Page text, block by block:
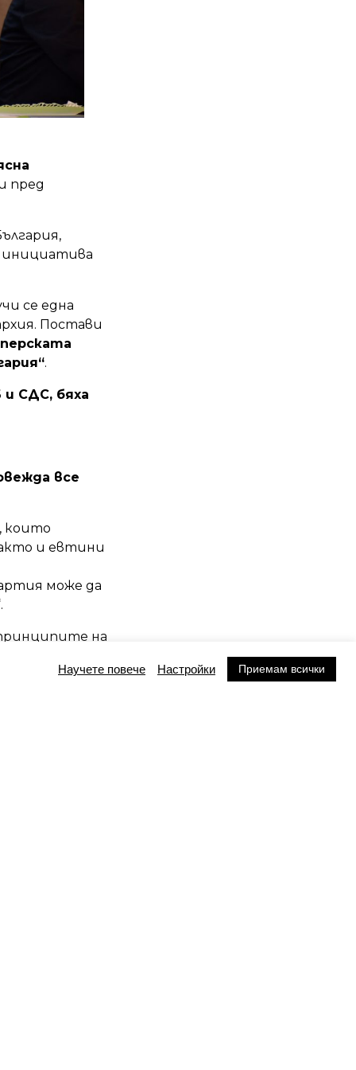
пред
инициатива
се една
Постави
.
СДС, бяха
все
които
и евтини
може да
на
Научете повече Настройки Приемам всички